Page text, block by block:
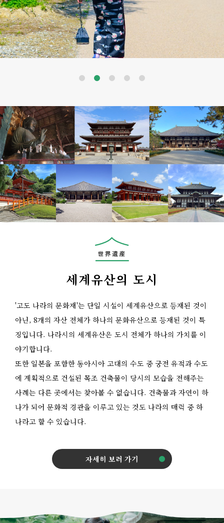
세계유산의 도시
'고도 나라의 문화재'는 단일 시설이 세계유산으로 등재된 것이
아닌, 8개의 자산 전체가 하나의 문화유산으로 등재된 것이 특
징입니다. 나라시의 세계유산은 도시 전체가 하나의 가치를 이
야기합니다.
또한 일본을 포함한 동아시아 고대의 수도 중 궁전 유적과 수도
에 계획적으로 건설된 목조 건축물이 당시의 모습을 전해주는
사례는 다른 곳에서는 찾아볼 수 없습니다. 건축물과 자연이 하
나가 되어 문화적 경관을 이루고 있는 것도 나라의 매력 중 하
나라고 할 수 있습니다.
자세히 보러 가기